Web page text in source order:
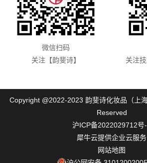
微信扫码
关注【韵斐诗】
关注
Copyright @2022-2023 韵斐诗化妆品（上
Reserved
沪ICP备2022029712号-
犀牛云提供企业云服务
网站地图